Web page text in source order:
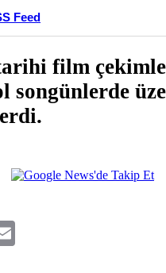
Feed
film
songünlerde